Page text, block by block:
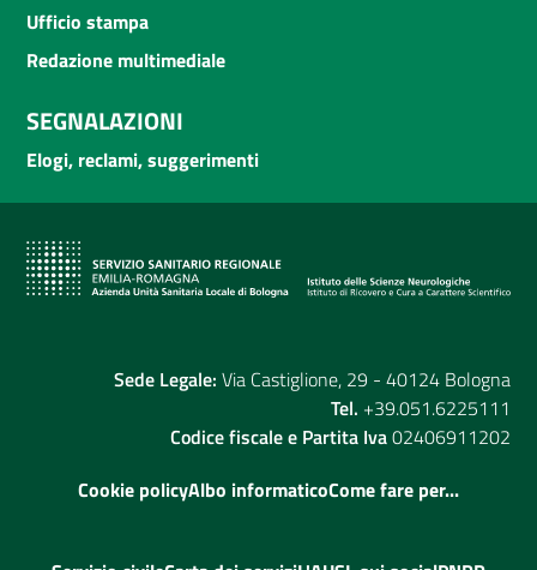
Ufficio stampa
Redazione multimediale
SEGNALAZIONI
Elogi, reclami, suggerimenti
Sede Legale: Via Castiglione, 29 - 40124 Bologna
Tel. +39.051.6225111
Codice fiscale e Partita Iva02406911202
Cookie policyAlbo informaticoCome fare per...